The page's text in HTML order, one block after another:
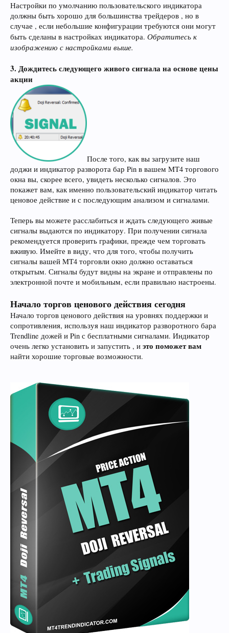
Настройки по умолчанию пользовательского индикатора
должны быть хорошо для большинства трейдеров , но в
случае , если небольшие конфигурации требуются они могут
быть сделаны в настройках индикатора. Обратитесь к
изображению с настройками выше.
3. Дождитесь следующего живого сигнала на основе цены
акции
После того, как вы загрузите наш
доджи и индикатор разворота бар Pin в вашем MT4 торгового
окна вы, скорее всего, увидеть несколько сигналов. Это
покажет вам, как именно пользовательский индикатор читать
ценовое действие и с последующим анализом и сигналами.
Теперь вы можете расслабиться и ждать следующего живые
сигналы выдаются по индикатору. При получении сигнала
рекомендуется проверить графики, прежде чем торговать
вживую. Имейте в виду, что для того, чтобы получить
сигналы вашей MT4 торговли окно должно оставаться
открытым. Сигналы будут видны на экране и отправлены по
электронной почте и мобильным, если правильно настроены.
Начало торгов ценового действия сегодня
Начало торгов ценового действия на уровнях поддержки и
сопротивления, используя наш индикатор разворотного бара
Trendline дожей и Pin с бесплатными сигналами. Индикатор
очень легко установить и запустить , и это поможет вам
найти хорошие торговые возможности.